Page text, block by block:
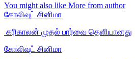
You might also like More from author
கோலிவுட் சினிமா
‎ கரிகாலன் முதல் பார்வை தெளியானது
கோலிவுட் சினிமா